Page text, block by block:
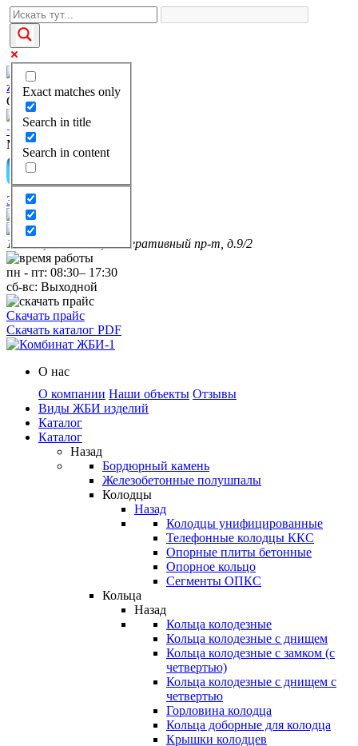
Exact matches only
Search in title
Search in content
zakaz@kgbi-1.ru
Отдел продаж
+7(495)649-69-28
Многоканальный
Заказать звонок
111399, г. Москва, Федеративный пр-т, д.9/2
пн - пт: 08:30– 17:30
сб-вс: Выходной
Скачать прайс
Скачать каталог PDF
О нас
О компании Наши объекты Отзывы
Виды ЖБИ изделий
Каталог
Каталог
Назад
Бордюрный камень
Железобетонные полушпалы
Колодцы
Назад
Колодцы унифицированные
Телефонные колодцы ККС
Опорные плиты бетонные
Опорное кольцо
Сегменты ОПКС
Кольца
Назад
Кольца колодезные
Кольца колодезные с днищем
Кольца колодезные с замком (с
четвертью)
Кольца колодезные с днищем с
четвертью
Горловина колодца
Кольца доборные для колодца
Крышки колодцев